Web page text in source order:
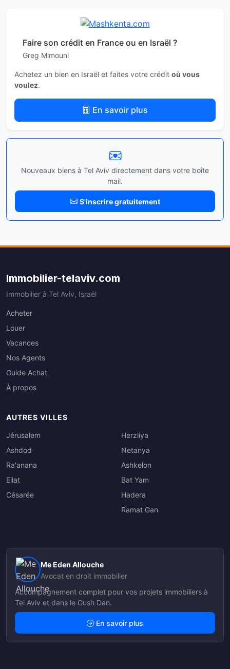
Faire son crédit en France ou en Israël ?
Greg Mimouni
Achetez un bien en Israël et faites votre crédit où vous
voulez.
En savoir plus
Nouveaux biens à Tel Aviv directement dans votre boîte
mail.
S'inscrire gratuitement
Immobilier-telaviv.com
Immobilier à Tel Aviv, Israël
Acheter
Louer
Vacances
Nos Agents
Guide Achat
À propos
AUTRES VILLES
Jérusalem
Ashdod
Ra'anana
Eilat
Césarée
Herzliya
Netanya
Ashkelon
Bat Yam
Hadera
Ramat Gan
Me Eden Allouche
Avocat en droit immobilier
Accompagnement complet pour vos projets immobiliers à
Tel Aviv et dans le Gush Dan.
En savoir plus